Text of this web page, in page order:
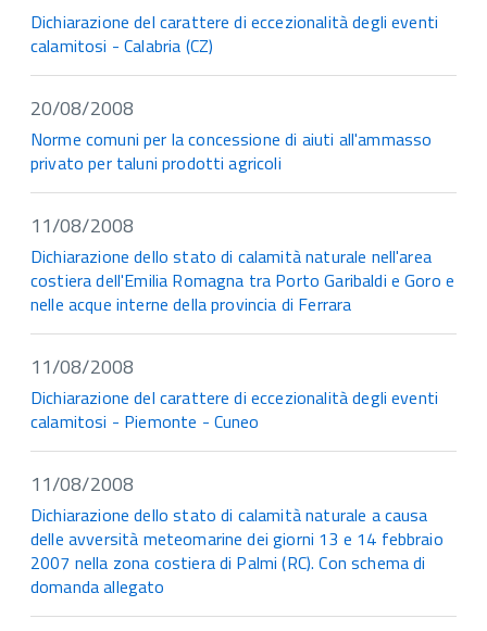
Dichiarazione del carattere di eccezionalità degli eventi
calamitosi - Calabria (CZ)
20/08/2008
Norme comuni per la concessione di aiuti all'ammasso
privato per taluni prodotti agricoli
11/08/2008
Dichiarazione dello stato di calamità naturale nell'area
costiera dell'Emilia Romagna tra Porto Garibaldi e Goro e
nelle acque interne della provincia di Ferrara
11/08/2008
Dichiarazione del carattere di eccezionalità degli eventi
calamitosi - Piemonte - Cuneo
11/08/2008
Dichiarazione dello stato di calamità naturale a causa
delle avversità meteomarine dei giorni 13 e 14 febbraio
2007 nella zona costiera di Palmi (RC). Con schema di
domanda allegato